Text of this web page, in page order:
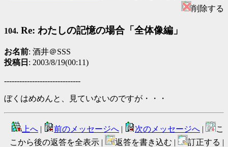
削除する
104. Re: わたしの記憶の場合「全体像編」
お名前: 酒井＠SSS
投稿日 : 2003/8/19(00:11)
------------------------------
ぼくはめめんと、見ていないのですが・・・
上へ | 前のメッセージへ | 次のメッセージへ |
こ
こから後の返答を全表示 |
返答を書き込む |
訂正する |